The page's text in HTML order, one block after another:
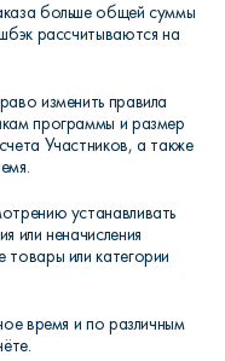
больше общей суммы
рассчитываются на
изменить правила
программы и размер
Участников, а также
устанавливать
или неначисления
товары или категории
время и по различным